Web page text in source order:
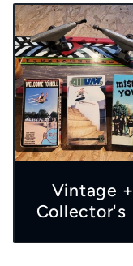
Vintage +
Collector's